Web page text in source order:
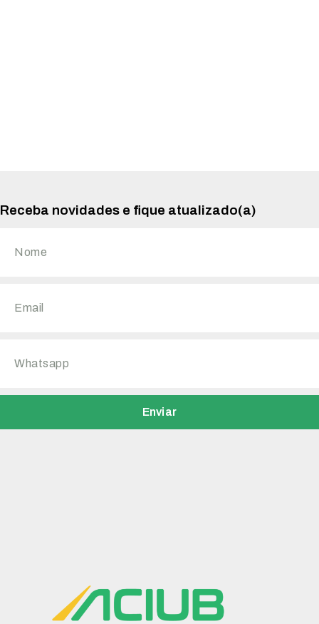
Receba novidades e fique atualizado(a)
Enviar